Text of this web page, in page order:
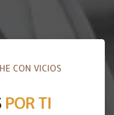
CON VICIOS
POR TI